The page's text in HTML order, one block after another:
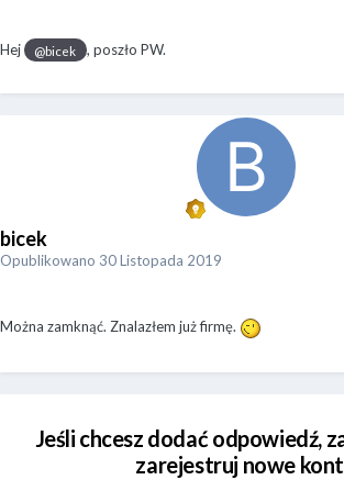
Hej @bicek , poszło PW.
bicek
Opublikowano 30 Listopada 2019
Można zamknąć. Znalazłem już firmę.
Jeśli chcesz dodać odpowiedź,
zarejestruj nowe